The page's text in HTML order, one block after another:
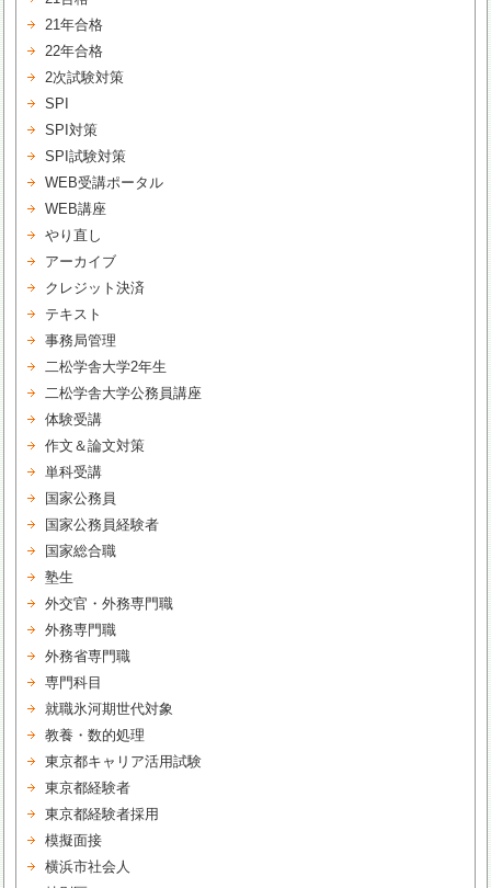
21年合格
22年合格
2次試験対策
SPI
SPI対策
SPI試験対策
WEB受講ポータル
WEB講座
やり直し
アーカイブ
クレジット決済
テキスト
事務局管理
二松学舎大学2年生
二松学舎大学公務員講座
体験受講
作文＆論文対策
単科受講
国家公務員
国家公務員経験者
国家総合職
塾生
外交官・外務専門職
外務専門職
外務省専門職
専門科目
就職氷河期世代対象
教養・数的処理
東京都キャリア活用試験
東京都経験者
東京都経験者採用
模擬面接
横浜市社会人